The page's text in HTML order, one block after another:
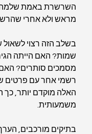
השרשרת באמת שלמה.
מראש ולא אחרי
בשלב הזה רצוי לשאול
שמות? האם הייתה
מסמכים סותרים?
רשמי אחר עם פרטים
האלה מוקדם יותר, כך
משמעותית.
בתיקים מורכבים,